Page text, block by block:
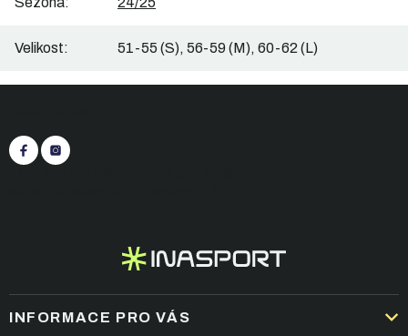
Velikost: 51-55 (S), 56-59 (M), 60-62 (L)
a
INFORMACE PRO VÁS